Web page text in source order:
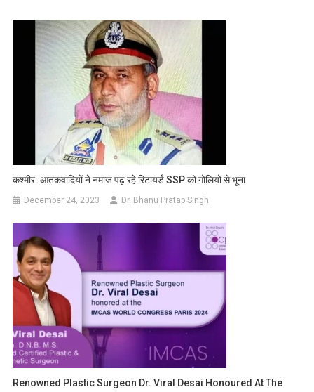
कश्मीर: आतंकवादियों ने नमाज पढ़ रहे रिटायर्ड SSP को गोलियों से भूना
December 24, 2023 Dr. Bhanu Pratap Singh
Renowned Plastic Surgeon Dr. Viral Desai Honoured At The